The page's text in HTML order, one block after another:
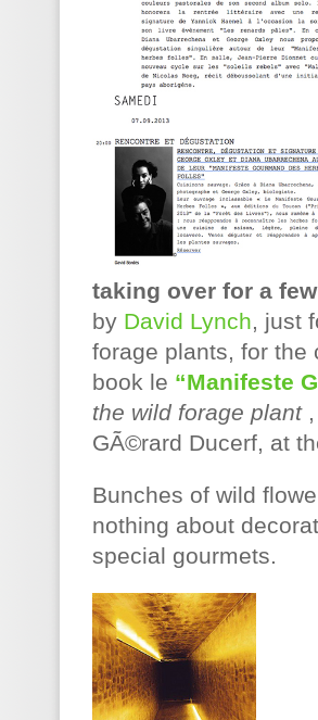
taking over for a
by David Lynch, just
forage plants, for the
book le “Manifeste
the wild forage plant
GÃ©rard Ducerf, at
Bunches of wild
nothing about
special gourmets.